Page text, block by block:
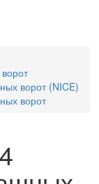
ворот (NICE)
ворот